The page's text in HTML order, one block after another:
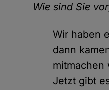
Wie sind Sie
Wir haben
dann
mitmachen
Jetzt gibt